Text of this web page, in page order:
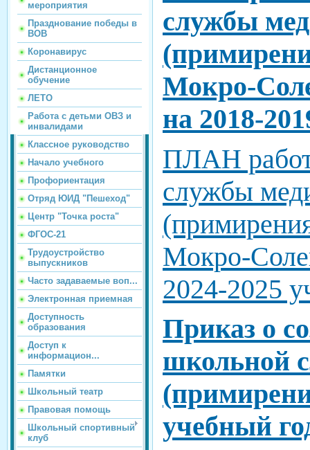
мероприятия
Празднование победы в
ВОВ
Коронавирус
Дистанционное
обучение
ЛЕТО
Работа с детьми ОВЗ и
инвалидами
Классное руководство
Начало учебного
Профориентация
Отряд ЮИД "Пешеход"
Центр "Точка роста"
ФГОС-21
Трудоустройство
выпускников
Часто задаваемые воп...
Электронная приемная
Доступность
образования
Доступ к
информацион...
Памятки
Школьный театр
Правовая помощь
Школьный спортивный
клуб
службы
Мокро-
на 2018-
ПЛАН
службы
Мокро-
2024-2025
Приказ о
школьной
учебный